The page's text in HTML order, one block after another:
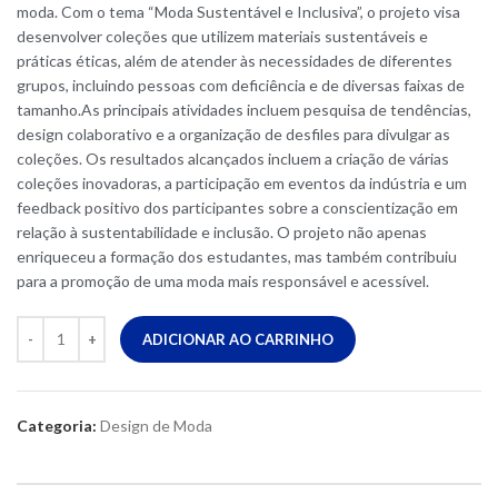
moda. Com o tema “Moda Sustentável e Inclusiva”, o projeto visa
desenvolver coleções que utilizem materiais sustentáveis e
práticas éticas, além de atender às necessidades de diferentes
grupos, incluindo pessoas com deficiência e de diversas faixas de
tamanho.As principais atividades incluem pesquisa de tendências,
design colaborativo e a organização de desfiles para divulgar as
coleções. Os resultados alcançados incluem a criação de várias
coleções inovadoras, a participação em eventos da indústria e um
feedback positivo dos participantes sobre a conscientização em
relação à sustentabilidade e inclusão. O projeto não apenas
enriqueceu a formação dos estudantes, mas também contribuiu
para a promoção de uma moda mais responsável e acessível.
ADICIONAR AO CARRINHO
Categoria: Design de Moda